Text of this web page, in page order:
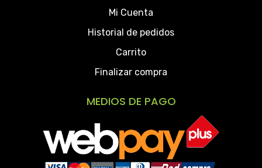
Mi Cuenta
Historial de pedidos
Carrito
Finalizar compra
MEDIOS DE PAGO